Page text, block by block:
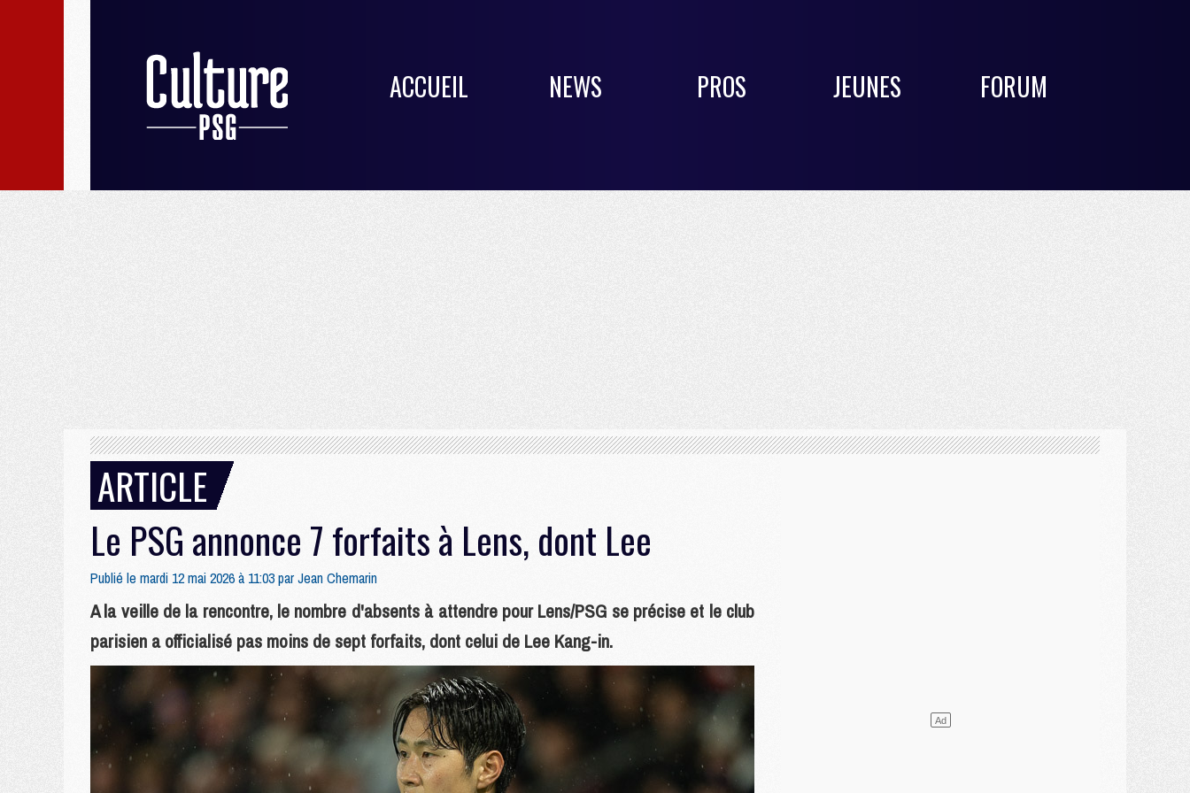
ACCUEIL NEWS PROS JEUNES FORUM
ARTICLE
Le PSG annonce 7 forfaits à Lens, dont Lee
Publié le mardi 12 mai 2026 à 11:03 parJean Chemarin
A la veille de la rencontre, le nombre d'absents à attendre pour Lens/PSG se précise et le club
parisien a officialisé pas moins de sept forfaits, dont celui de Lee Kang-in.